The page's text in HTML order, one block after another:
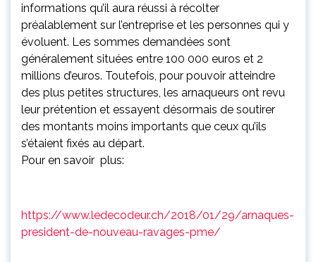
informations qu’il aura réussi à récolter
préalablement sur l’entreprise et les personnes qui y
évoluent. Les sommes demandées sont
généralement situées entre 100 000 euros et 2
millions d’euros. Toutefois, pour pouvoir atteindre
des plus petites structures, les arnaqueurs ont revu
leur prétention et essayent désormais de soutirer
des montants moins importants que ceux qu’ils
s’étaient fixés au départ.
Pour en savoir plus:
https://www.ledecodeur.ch/2018/01/29/arnaques-
president-de-nouveau-ravages-pme/